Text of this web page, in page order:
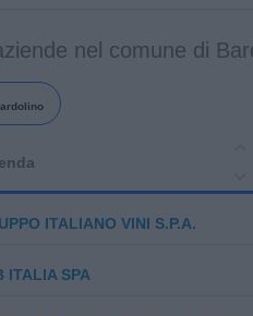
nel comune di
ITALIANO VINI S.P.A.
ITALIA SPA